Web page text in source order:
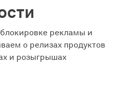
рекламы и
о релизах продуктов
и розыгрышах